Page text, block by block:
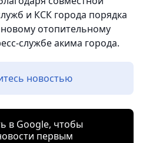
и КСК города порядка
отопительному
службе акима города.
новостью
в Google, чтобы
первым